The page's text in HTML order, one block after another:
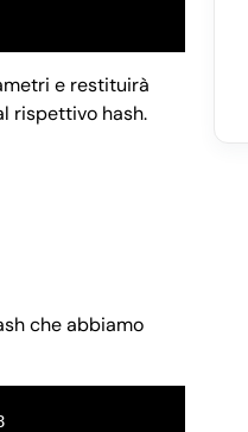
e restituirà
rispettivo hash.
che abbiamo